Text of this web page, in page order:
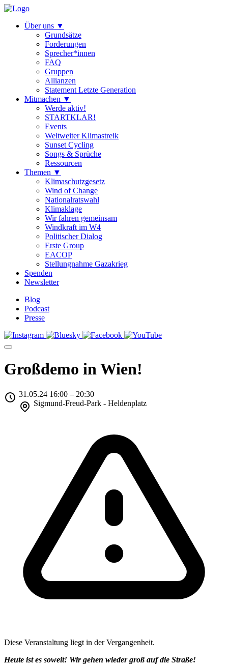
Über uns ▼
Grundsätze
Forderungen
Sprecher*innen
FAQ
Gruppen
Allianzen
Statement Letzte Generation
Mitmachen ▼
Werde aktiv!
STARTKLAR!
Events
Weltweiter Klimastreik
Sunset Cycling
Songs & Sprüche
Ressourcen
Themen ▼
Klimaschutzgesetz
Wind of Change
Nationalratswahl
Klimaklage
Wir fahren gemeinsam
Windkraft im W4
Politischer Dialog
Erste Group
EACOP
Stellungnahme Gazakrieg
Spenden
Newsletter
Blog
Podcast
Presse
Großdemo in Wien!
31.05.24 16:00 – 20:30
Sigmund-Freud-Park - Heldenplatz
Diese Veranstaltung liegt in der Vergangenheit.
Heute ist es soweit! Wir gehen wieder groß auf die Straße!